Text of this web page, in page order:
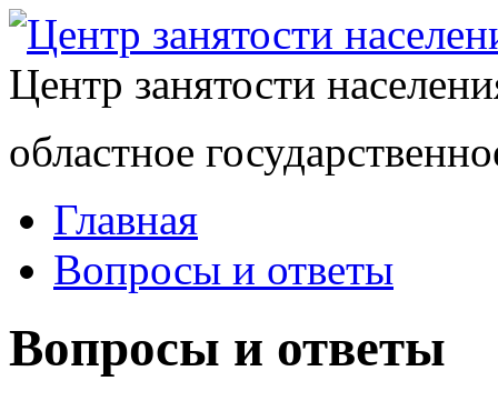
Центр занятости
областное
Главная
Вопросы и ответы
Вопросы и ответы